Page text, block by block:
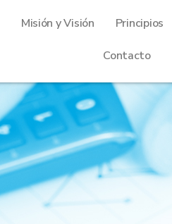
Misión y Visión Principios
Contacto